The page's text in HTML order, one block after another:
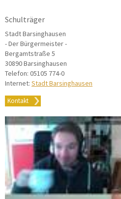
Schulträger
Stadt Barsinghausen
- Der Bürgermeister -
Bergamtstraße 5
30890 Barsinghausen
Telefon: 05105 774-0
Internet: Stadt Barsinghausen
Kontakt